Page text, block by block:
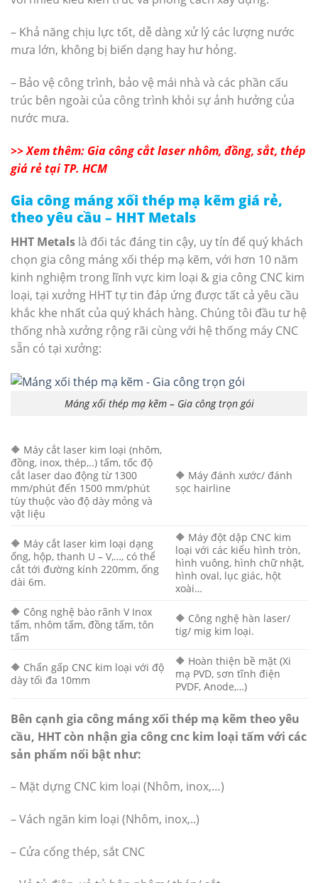
– Khả năng chịu lực tốt, dễ dàng xử lý các lượng nước
mưa lớn, không bị biến dạng hay hư hỏng.
– Bảo vệ công trình, bảo vệ mái nhà và các phần cấu
trúc bên ngoài của công trình khỏi sự ảnh hưởng của
nước mưa.
>> Xem thêm: Gia công cắt laser nhôm, đồng, sắt, thép
giá rẻ tại TP. HCM
Gia công máng xối thép mạ kẽm giá rẻ,
theo yêu cầu – HHT Metals
HHT Metals là đối tác đáng tin cậy, uy tín để quý khách
chọn gia công máng xối thép mạ kẽm, với hơn 10 năm
kinh nghiệm trong lĩnh vực kim loại & gia công CNC kim
loại, tại xưởng HHT tự tin đáp ứng được tất cả yêu cầu
khắc khe nhất của quý khách hàng. Chúng tôi đầu tư hệ
thống nhà xưởng rộng rãi cùng với hệ thống máy CNC
sẵn có tại xưởng:​
Máng xối thép mạ kẽm – Gia công trọn gói
🔶 Máy cắt laser kim loại (nhôm,
đồng, inox, thép,..) tấm, tốc độ
cắt laser dao động từ 1300
mm/phút đến 1500 mm/phút
tùy thuộc vào độ dày mỏng và
vật liệu
🔶 Máy đánh xước/ đánh
sọc hairline
🔶 Máy cắt laser kim loại dạng
ống, hộp, thanh U – V,…, có thể
cắt tới đường kính 220mm, ống
dài 6m.
🔶 Máy đột dập CNC kim
loại với các kiểu hình tròn,
hình vuông, hình chữ nhật,
hình oval, lục giác, hột
xoài…
🔶 Công nghệ bào rãnh V Inox
tấm, nhôm tấm, đồng tấm, tôn
tấm
🔶 Công nghệ hàn laser/
tig/ mig kim loại.
🔶 Chấn gấp CNC kim loại với độ
dày tối đa 10mm
🔶 Hoàn thiện bề mặt (Xi
mạ PVD, sơn tĩnh điện
PVDF, Anode,…)
Bên cạnh gia công máng xối thép mạ kẽm theo yêu
cầu, HHT còn nhận gia công cnc kim loại tấm với các
sản phẩm nổi bật như:
– Mặt dựng CNC kim loại (Nhôm, inox,…)
– Vách ngăn kim loại (Nhôm, inox,..)
– Cửa cổng thép, sắt CNC